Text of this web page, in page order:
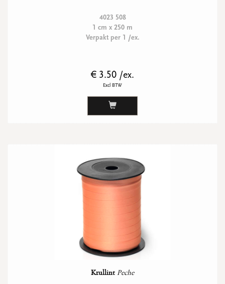
4023 508
1 cm x 250 m
Verpakt per 1 /ex.
€ 3.50 /ex.
Excl BTW
Krullint Peche